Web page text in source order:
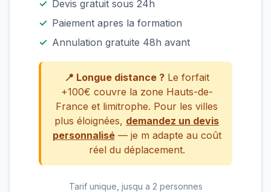
✓ Devis gratuit sous 24h
✓ Paiement apres la formation
✓ Annulation gratuite 48h avant
📍 Longue distance ? Le forfait
+100€ couvre la zone Hauts-de-
France et limitrophe. Pour les villes
plus éloignées, demandez un devis
personnalisé— je m adapte au coût
réel du déplacement.
Tarif unique, jusqu a 2 personnes